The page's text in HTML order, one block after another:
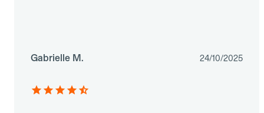
Gabrielle M. 24/10/2025